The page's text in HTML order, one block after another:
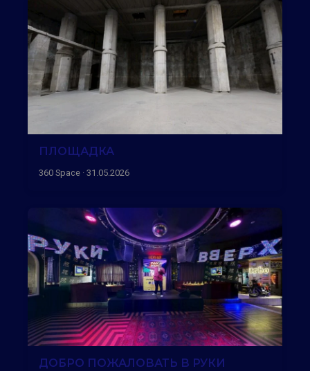
ПЛОЩАДКА
360 Space · 31.05.2026
ДОБРО ПОЖАЛОВАТЬ В РУКИ